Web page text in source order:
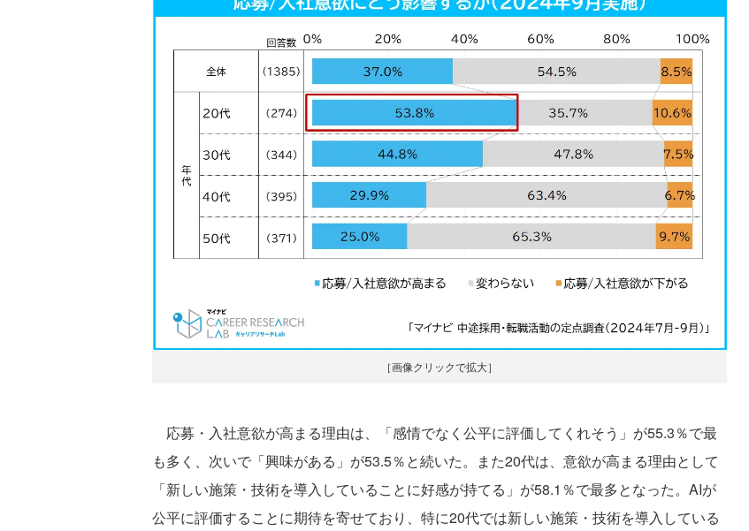
［画像クリックで拡大］
応募・入社意欲が高まる理由は、「感情でなく公平に評価してくれそう」が55.3％で最
も多く、次いで「興味がある」が53.5％と続いた。また20代は、意欲が高まる理由として
「新しい施策・技術を導入していることに好感が持てる」が58.1％で最多となった。AIが
公平に評価することに期待を寄せており、特に20代では新しい施策・技術を導入している